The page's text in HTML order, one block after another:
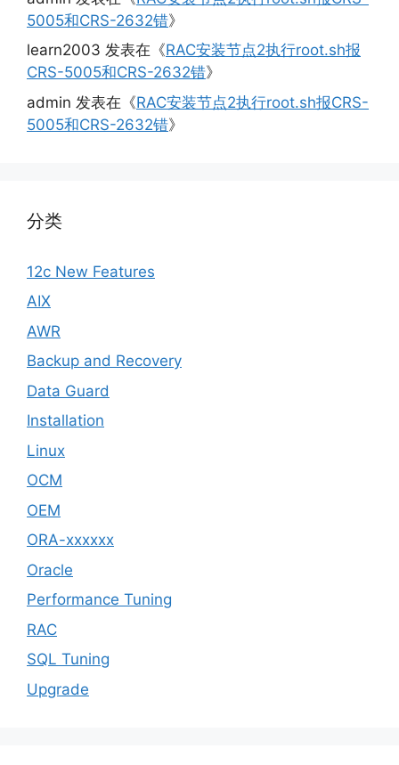
5005和CRS-2632错》
learn2003 发表在《RAC安装节点2执行root.sh报
CRS-5005和CRS-2632错》
admin 发表在《RAC安装节点2执行root.sh报CRS-
5005和CRS-2632错》
分类
12c New Features
AIX
AWR
Backup and Recovery
Data Guard
Installation
Linux
OCM
OEM
ORA-xxxxxx
Oracle
Performance Tuning
RAC
SQL Tuning
Upgrade